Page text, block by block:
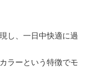
し、一日中快適に過
ラーという特徴でモ